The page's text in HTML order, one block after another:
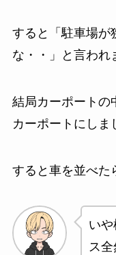
すると「 駐車場が
な・・」
と言われ
結局カーポートの
カーポートにしま
すると車を並べた
い
ス全